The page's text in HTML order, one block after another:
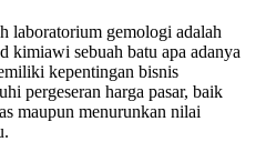
laboratorium gemologi adalah
kimiawi sebuah batu apa adanya
kepentingan bisnis
pergeseran harga pasar, baik
maupun menurunkan nilai